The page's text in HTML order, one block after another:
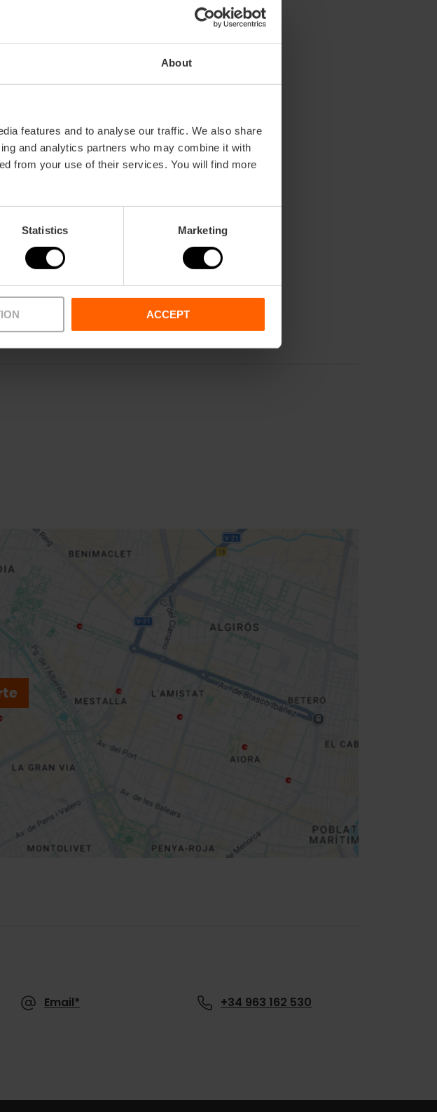
About
features and to analyse our traffic. We also share
and analytics partners who may combine it with
from your use of their services. You will find more
Statistics Marketing
ACCEPT
m2:50
Banquet:24
Cocktail:50
m2:93
Banquet:45
Cocktail:100
Email* +34 963 162 530